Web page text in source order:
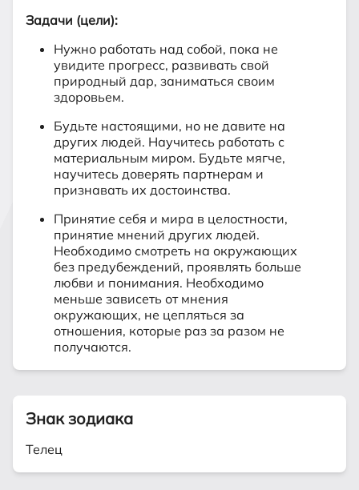
Задачи (цели):
Нужно работать над собой, пока не
увидите прогресс, развивать свой
природный дар, заниматься своим
здоровьем.
Будьте настоящими, но не давите на
других людей. Научитесь работать с
материальным миром. Будьте мягче,
научитесь доверять партнерам и
признавать их достоинства.
Принятие себя и мира в целостности,
принятие мнений других людей.
Необходимо смотреть на окружающих
без предубеждений, проявлять больше
любви и понимания. Необходимо
меньше зависеть от мнения
окружающих, не цепляться за
отношения, которые раз за разом не
получаются.
Знак зодиака
Телец